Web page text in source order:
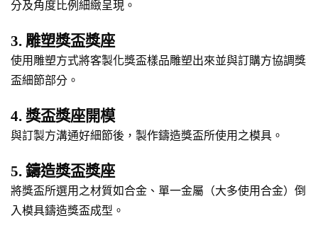
分及角度比例細緻呈現。
3. 雕塑獎盃獎座
使用雕塑方式將客製化獎盃樣品雕塑出來並與訂購方協調獎
盃細節部分。
4. 獎盃獎座開模
與訂製方溝通好細節後，製作鑄造獎盃所使用之模具。
5. 鑄造獎盃獎座
將獎盃所選用之材質如合金、單一金屬（大多使用合金）倒
入模具鑄造獎盃成型。